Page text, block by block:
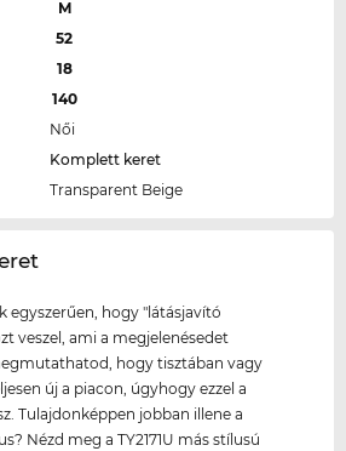
M
52
18
140
Női
Komplett keret
Transparent Beige
egyszerűen, hogy "látásjavító
veszel, ami a megjelenésedet
hogy tisztában vagy
új a piacon, úgyhogy ezzel a
Tulajdonképpen jobban illene a
Nézd meg a TY2171U más stílusú